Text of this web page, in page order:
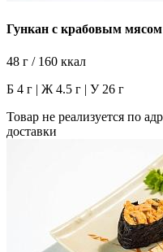
Гункан с крабовым мясом
48 г / 160 ккал
Б 4 г | Ж 4.5 г | У 26 г
Товар не реализуется по
доставки